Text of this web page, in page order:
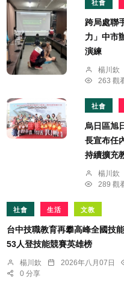
社會
跨局處聯
力」中市
演練
楊川欽
263 觀
社會
烏日區旭
長宣布任
持續擴充
楊川欽
289 觀
社會 生活 文教
台中技職教育再攀高峰全國技
53人登技能競賽英雄榜
楊川欽 2026年八月07日
0 分享